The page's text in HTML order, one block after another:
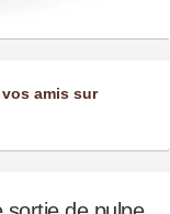
amis sur